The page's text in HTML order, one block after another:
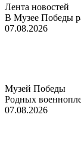
Лента новостей
В Музее Победы
07.08.2026
Музей Победы
Родных
07.08.2026